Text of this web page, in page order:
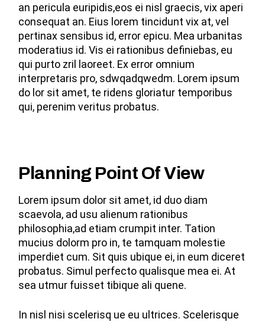
an pericula euripidis,eos ei nisl graecis, vix aperi
consequat an. Eius lorem tincidunt vix at, vel
pertinax sensibus id, error epicu. Mea urbanitas
moderatius id. Vis ei rationibus definiebas, eu
qui purto zril laoreet. Ex error omnium
interpretaris pro, sdwqadqwedm. Lorem ipsum
do lor sit amet, te ridens gloriatur temporibus
qui, perenim veritus probatus.
Planning Point Of View
Lorem ipsum dolor sit amet, id duo diam
scaevola, ad usu alienum rationibus
philosophia,ad etiam crumpit inter. Tation
mucius dolorm pro in, te tamquam molestie
imperdiet cum. Sit quis ubique ei, in eum diceret
probatus. Simul perfecto qualisque mea ei. At
sea utmur fuisset tibique ali quene.
In nisl nisi scelerisq ue eu ultrices. Scelerisque